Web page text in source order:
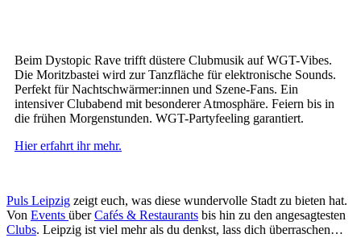
Beim Dystopic Rave trifft düstere Clubmusik auf WGT-Vibes.
Die Moritzbastei wird zur Tanzfläche für elektronische Sounds.
Perfekt für Nachtschwärmer:innen und Szene-Fans. Ein
intensiver Clubabend mit besonderer Atmosphäre. Feiern bis in
die frühen Morgenstunden. WGT-Partyfeeling garantiert.
Hier erfahrt ihr mehr.
Puls Leipzig zeigt euch, was diese wundervolle Stadt zu bieten hat.
Von Events überCafés & Restaurants bis hin zu den angesagtesten
Clubs. Leipzig ist viel mehr als du denkst, lass dich überraschen…